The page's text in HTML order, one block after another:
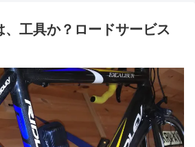
、工具か？ロードサービス